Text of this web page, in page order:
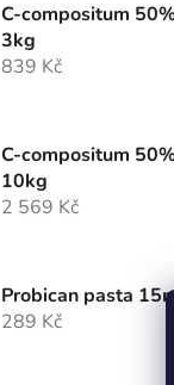
C-compositum
3kg
839 Kč
C-compositum
10kg
2 569 Kč
Probican pasta
289 Kč